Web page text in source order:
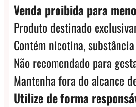
Venda proibida para
Produto destinado
Contém nicotina,
Não recomendado para
Mantenha fora do alcance
Utilize de forma